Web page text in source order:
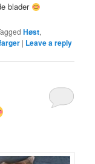
blader
Høst,
| Leave a reply